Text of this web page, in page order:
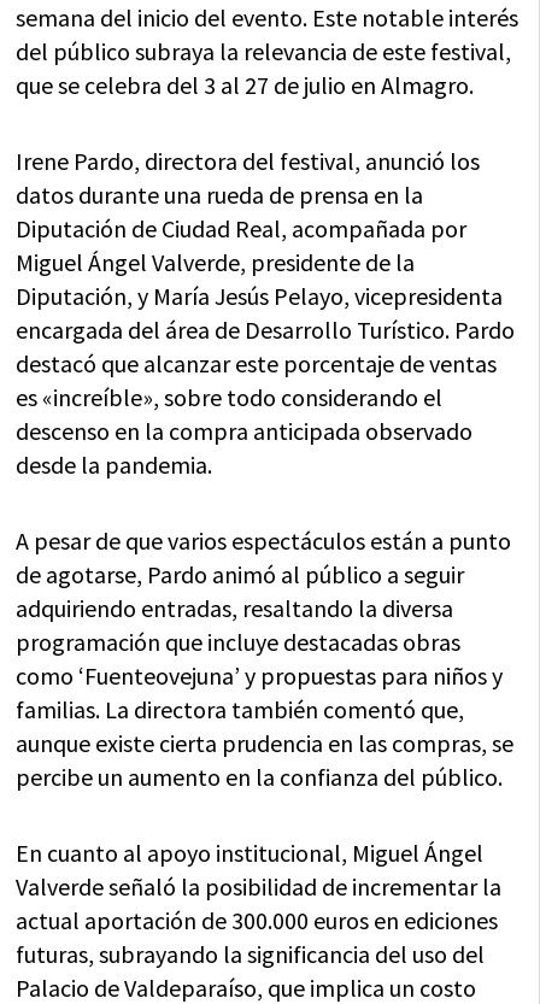
semana del inicio del evento. Este notable interés
del público subraya la relevancia de este festival,
que se celebra del 3 al 27 de julio en Almagro.
Irene Pardo, directora del festival, anunció los
datos durante una rueda de prensa en la
Diputación de Ciudad Real, acompañada por
Miguel Ángel Valverde, presidente de la
Diputación, y María Jesús Pelayo, vicepresidenta
encargada del área de Desarrollo Turístico. Pardo
destacó que alcanzar este porcentaje de ventas
es «increíble», sobre todo considerando el
descenso en la compra anticipada observado
desde la pandemia.
A pesar de que varios espectáculos están a punto
de agotarse, Pardo animó al público a seguir
adquiriendo entradas, resaltando la diversa
programación que incluye destacadas obras
como ‘Fuenteovejuna’ y propuestas para niños y
familias. La directora también comentó que,
aunque existe cierta prudencia en las compras, se
percibe un aumento en la confianza del público.
En cuanto al apoyo institucional, Miguel Ángel
Valverde señaló la posibilidad de incrementar la
actual aportación de 300.000 euros en ediciones
futuras, subrayando la significancia del uso del
Palacio de Valdeparaíso, que implica un costo